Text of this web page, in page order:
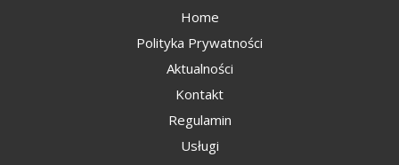
Home
Polityka Prywatności
Aktualności
Kontakt
Regulamin
Usługi